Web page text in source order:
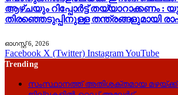
ആഴ്ചയും റിപ്പോർട്ട് തയ്യാറാക്കണം :
തിരഞ്ഞെടുപ്പിനുള്ള തന്ത്രങ്ങളുമായി
ഓഗസ്റ്റ്‌ 6, 2026
Facebook X (Twitter) InstagramYouTube
Trending
സംസ്ഥാനത്ത് അതിശക്തമായ മഴയ്ക്ക്